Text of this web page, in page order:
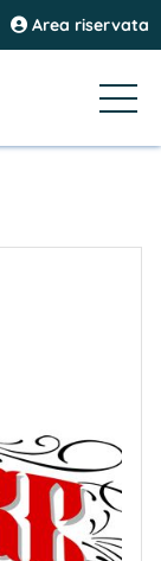
Area riservata